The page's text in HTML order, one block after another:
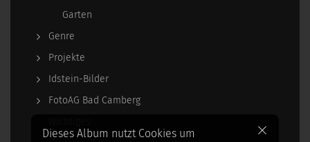
Garten
Genre
Projekte
Idstein-Bilder
FotoAG Bad Camberg
Dieses Album nutzt Cookies um